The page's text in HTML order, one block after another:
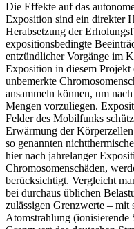
Die Effekte auf das
Exposition sind ein direkter
Herabsetzung der
expositionsbedingte
entzündlicher Vorgänge im
Exposition in diesem
unbemerkte
ansammeln können, um
Mengen vorzuliegen.
Felder des Mobilfunks
Erwärmung der
so genannten
hier nach jahrelanger
Chromosomenschäden,
berücksichtigt. Vergleicht
bei durchaus üblichen
zulässigen Grenzwerte – mit
Atomstrahlung (ionisierende